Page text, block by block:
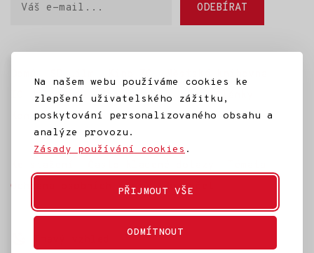
Na našem webu používáme cookies ke
zlepšení uživatelského zážitku,
poskytování personalizovaného obsahu a
analýze provozu.
Zásady používání cookies .
PŘIJMOUT VŠE
ODMÍTNOUT
ODEBÍRAT
SD Jilm Kino 70
IC Jilemnice
Projekty SD Jilm
Články
Kontakt
Ochrana osobních údajů
Rozpočet